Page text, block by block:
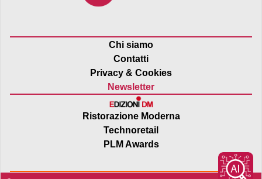
Chi siamo
Contatti
Privacy & Cookies
Newsletter
Ristorazione Moderna
Technoretail
PLM Awards